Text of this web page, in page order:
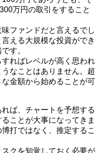
万円の取引をすること
ファンドだと言えるでし
える大規模な投資ができ
す。
ればレベルが高く思われ
なことはありません。超
金額から始めることが可
ば、チャートを予想する
ことが大事になってきま
打ではなく、推定するこ
クを知覚しておく必要が